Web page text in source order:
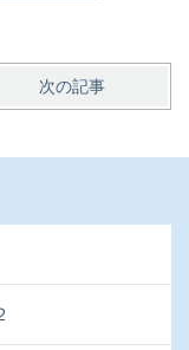
次の記事